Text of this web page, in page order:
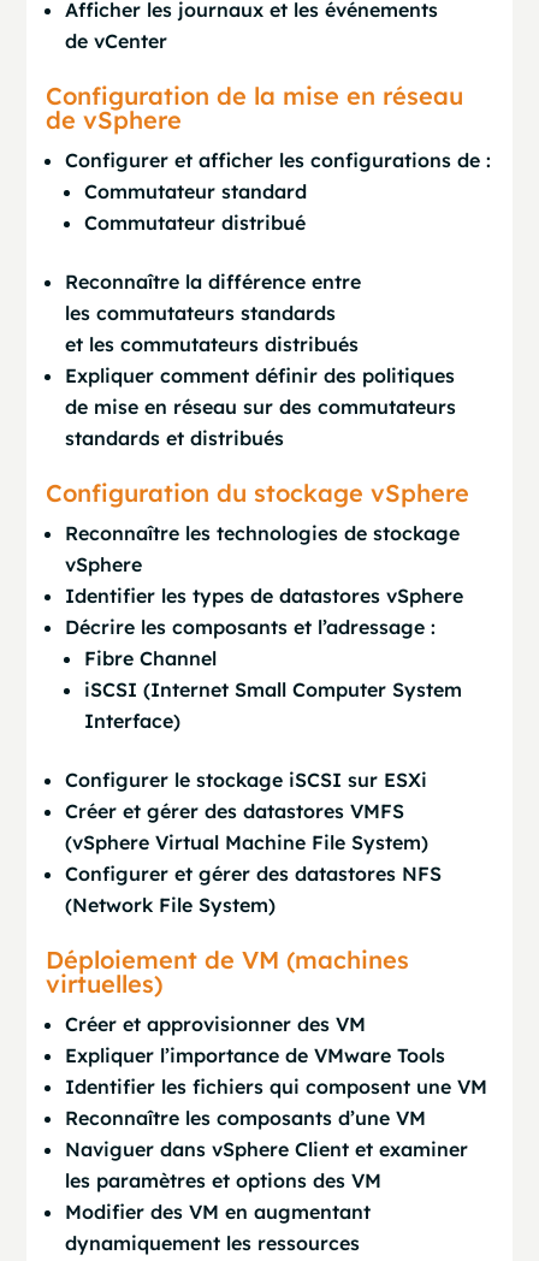
Afficher les journaux et les événements
de vCenter
Configuration de la mise en réseau
de vSphere
Configurer et afficher les configurations de :
Commutateur standard
Commutateur distribué
Reconnaître la différence entre
les commutateurs standards
et les commutateurs distribués
Expliquer comment définir des politiques
de mise en réseau sur des commutateurs
standards et distribués
Configuration du stockage vSphere
Reconnaître les technologies de stockage
vSphere
Identifier les types de datastores vSphere
Décrire les composants et l’adressage :
Fibre Channel
iSCSI (Internet Small Computer System
Interface)
Configurer le stockage iSCSI sur ESXi
Créer et gérer des datastores VMFS
(vSphere Virtual Machine File System)
Configurer et gérer des datastores NFS
(Network File System)
Déploiement de VM (machines
virtuelles)
Créer et approvisionner des VM
Expliquer l’importance de VMware Tools
Identifier les fichiers qui composent une VM
Reconnaître les composants d’une VM
Naviguer dans vSphere Client et examiner
les paramètres et options des VM
Modifier des VM en augmentant
dynamiquement les ressources